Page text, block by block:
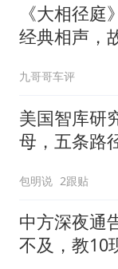
《大相径庭
经典相声，
九哥哥车评
美国智库研
母，五条路
包明说 2跟贴
中方深夜通
不及，教10